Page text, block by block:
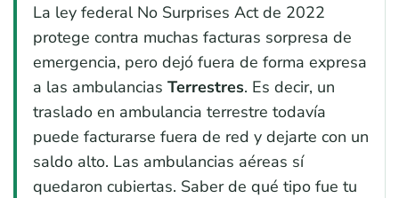
La ley federal No Surprises Act de 2022
protege contra muchas facturas sorpresa de
emergencia, pero dejó fuera de forma expresa
a las ambulancias Terrestres. Es decir, un
traslado en ambulancia terrestre todavía
puede facturarse fuera de red y dejarte con un
saldo alto. Las ambulancias aéreas sí
quedaron cubiertas. Saber de qué tipo fue tu